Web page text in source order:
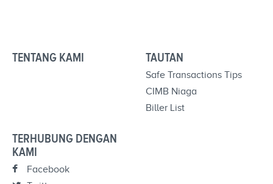
TENTANG KAMI TAUTAN
Safe Transactions Tips
CIMB Niaga
Biller List
TERHUBUNG DENGAN
KAMI
Facebook